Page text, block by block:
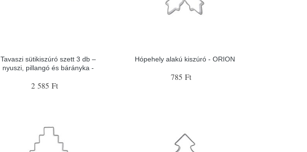
Tavaszi sütikiszúró szett 3 db –
nyuszi, pillangó és bárányka -
2 585 Ft
Hópehely alakú kiszúró - ORION
785 Ft